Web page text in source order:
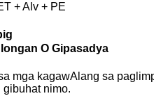
+ Alv + PE
O Gipasadya
mga kagawAlang sa
gibuhat nimo.